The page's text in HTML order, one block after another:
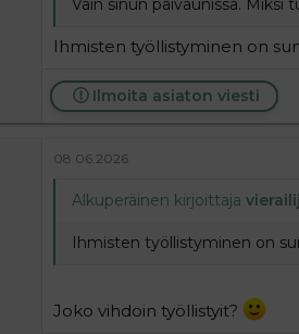
Ihmisten työllistyminen on
Ilmoita asiaton viesti
08.06.2026
Alkuperäinen kirjoittaja
Ihmisten työllistyminen on
Joko vihdoin työllistyit?